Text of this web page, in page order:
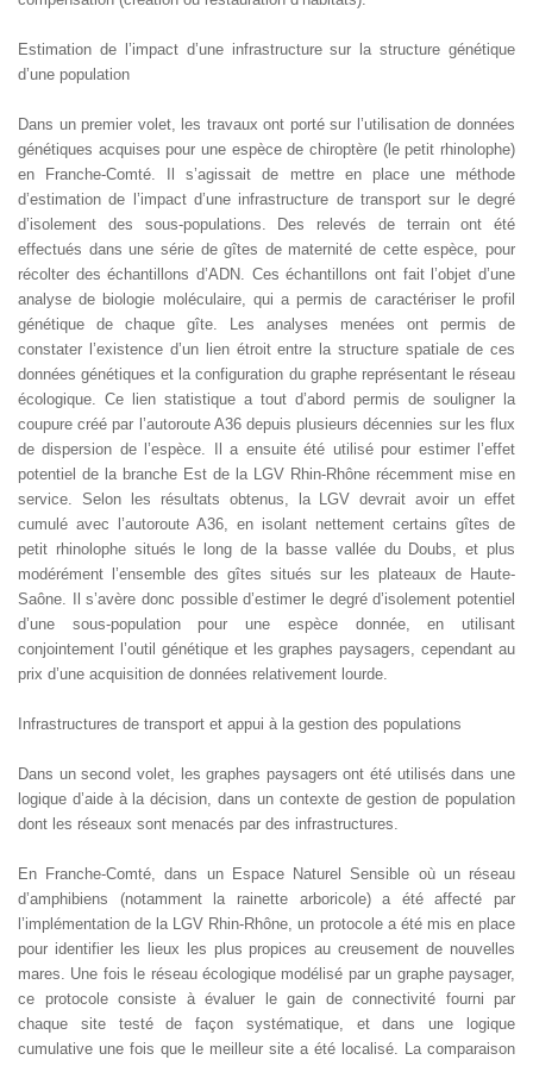
Estimation de l’impact d’une infrastructure sur la structure génétique
d’une population
Dans un premier volet, les travaux ont porté sur l’utilisation de données
génétiques acquises pour une espèce de chiroptère (le petit rhinolophe)
en Franche-Comté. Il s’agissait de mettre en place une méthode
d’estimation de l’impact d’une infrastructure de transport sur le degré
d’isolement des sous-populations. Des relevés de terrain ont été
effectués dans une série de gîtes de maternité de cette espèce, pour
récolter des échantillons d’ADN. Ces échantillons ont fait l’objet d’une
analyse de biologie moléculaire, qui a permis de caractériser le profil
génétique de chaque gîte. Les analyses menées ont permis de
constater l’existence d’un lien étroit entre la structure spatiale de ces
données génétiques et la configuration du graphe représentant le réseau
écologique. Ce lien statistique a tout d’abord permis de souligner la
coupure créé par l’autoroute A36 depuis plusieurs décennies sur les flux
de dispersion de l’espèce. Il a ensuite été utilisé pour estimer l’effet
potentiel de la branche Est de la LGV Rhin-Rhône récemment mise en
service. Selon les résultats obtenus, la LGV devrait avoir un effet
cumulé avec l’autoroute A36, en isolant nettement certains gîtes de
petit rhinolophe situés le long de la basse vallée du Doubs, et plus
modérément l’ensemble des gîtes situés sur les plateaux de Haute-
Saône. Il s’avère donc possible d’estimer le degré d’isolement potentiel
d’une sous-population pour une espèce donnée, en utilisant
conjointement l’outil génétique et les graphes paysagers, cependant au
prix d’une acquisition de données relativement lourde.
Infrastructures de transport et appui à la gestion des populations
Dans un second volet, les graphes paysagers ont été utilisés dans une
logique d’aide à la décision, dans un contexte de gestion de population
dont les réseaux sont menacés par des infrastructures.
En Franche-Comté, dans un Espace Naturel Sensible où un réseau
d’amphibiens (notamment la rainette arboricole) a été affecté par
l’implémentation de la LGV Rhin-Rhône, un protocole a été mis en place
pour identifier les lieux les plus propices au creusement de nouvelles
mares. Une fois le réseau écologique modélisé par un graphe paysager,
ce protocole consiste à évaluer le gain de connectivité fourni par
chaque site testé de façon systématique, et dans une logique
cumulative une fois que le meilleur site a été localisé. La comparaison